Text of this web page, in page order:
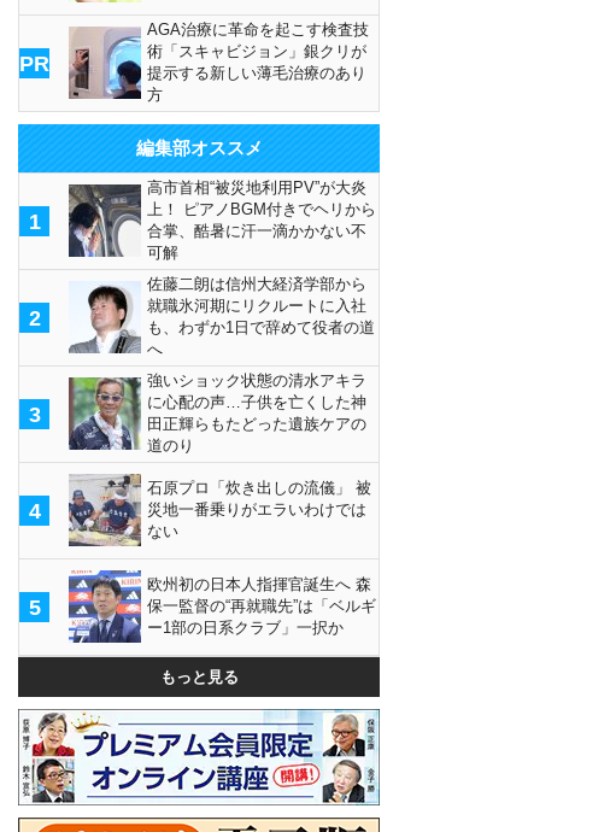
PR
AGA治療に革命を起こす検査技
術「スキャビジョン」銀クリが
提示する新しい薄毛治療のあり
方
編集部オススメ
1
高市首相“被災地利用PV”が大炎
上！ ピアノBGM付きでヘリから
合掌、酷暑に汗一滴かかない不
可解
2
佐藤二朗は信州大経済学部から
就職氷河期にリクルートに入社
も、わずか1日で辞めて役者の道
へ
3
強いショック状態の清水アキラ
に心配の声…子供を亡くした神
田正輝らもたどった遺族ケアの
道のり
4
石原プロ「炊き出しの流儀」 被
災地一番乗りがエラいわけでは
ない
5
欧州初の日本人指揮官誕生へ 森
保一監督の“再就職先”は「ベルギ
ー1部の日系クラブ」一択か
もっと見る